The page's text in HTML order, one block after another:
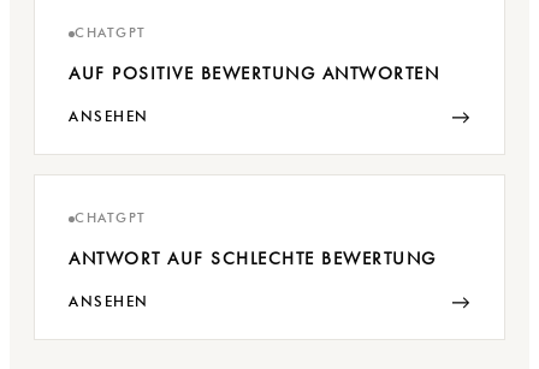
CHATGPT
AUF POSITIVE BEWERTUNG ANTWORTEN
ANSEHEN →
CHATGPT
ANTWORT AUF SCHLECHTE BEWERTUNG
ANSEHEN →